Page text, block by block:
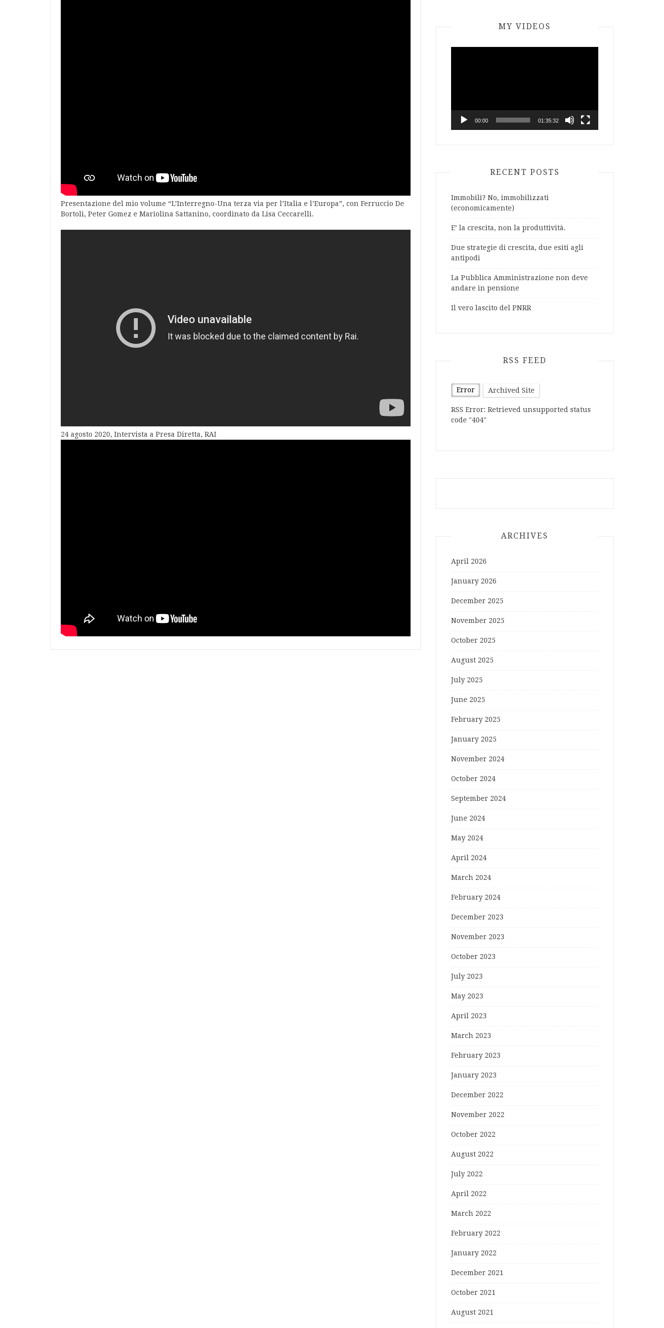
Presentazione del mio volume “L’Interregno-Una terza via per l’Italia e l’Europa”, con Ferruccio De
Bortoli, Peter Gomez e Mariolina Sattanino, coordinato da Lisa Ceccarelli.
24 agosto 2020, Intervista a Presa Diretta, RAI
MY VIDEOS
00:00 01:35:32
RECENT POSTS
Immobili? No, immobilizzati
(economicamente)
E’ la crescita, non la produttività.
Due strategie di crescita, due esiti agli
antipodi
La Pubblica Amministrazione non deve
andare in pensione
Il vero lascito del PNRR
RSS FEED
Error Archived Site
RSS Error: Retrieved unsupported status
code "404"
ARCHIVES
April 2026
January 2026
December 2025
November 2025
October 2025
August 2025
July 2025
June 2025
February 2025
January 2025
November 2024
October 2024
September 2024
June 2024
May 2024
April 2024
March 2024
February 2024
December 2023
November 2023
October 2023
July 2023
May 2023
April 2023
March 2023
February 2023
January 2023
December 2022
November 2022
October 2022
August 2022
July 2022
April 2022
March 2022
February 2022
January 2022
December 2021
October 2021
August 2021